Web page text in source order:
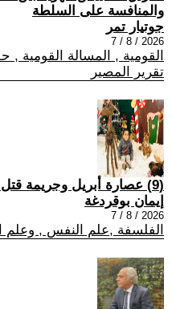
والمنافسة على السلطة
جوتيار تمر
2026 / 8 / 7
القومية , المسالة القومية
تقرير المصير
(9) عصارة أبريل وجريمة قتل في الأوساط الكنسيّة
إيمان بوقردغة
2026 / 8 / 7
الفلسفة ,علم النفس , وعلم